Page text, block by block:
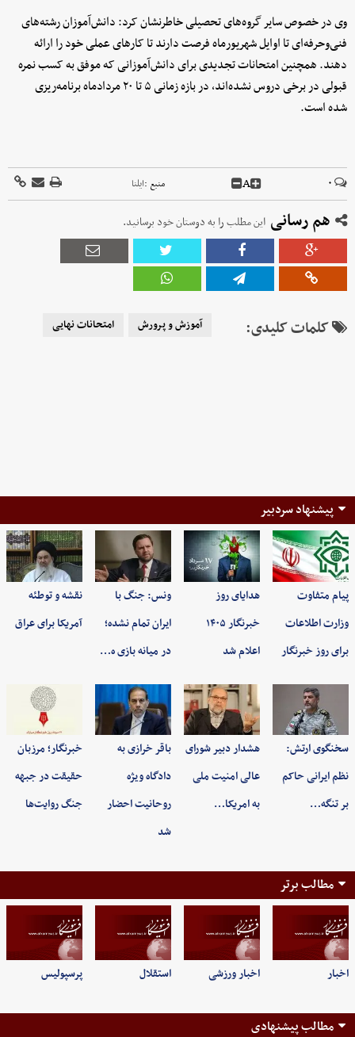
وی در خصوص سایر گروه‌های تحصیلی خاطرنشان کرد: دانش‌آموزان رشته‌های
فنی‌وحرفه‌ای تا اوایل شهریورماه فرصت دارند تا کار‌های عملی خود را ارائه
دهند. همچنین امتحانات تجدیدی برای دانش‌آموزانی که موفق به کسب نمره
قبولی در برخی دروس نشده‌اند، در بازه زمانی ۵ تا ۲۰ مردادماه برنامه‌ریزی
شده است.
۰ A منبع :ایلنا
هم رسانی این مطلب را به دوستان خود برسانید.
کلمات کلیدی: آموزش و پرورش امتحانات نهایی
پیشنهاد سردبیر
پیام متفاوت
وزارت اطلاعات
برای روز خبرنگار
هدایای روز
خبرنگار ۱۴۰۵
اعلام شد
ونس: جنگ با
ایران تمام نشده؛
در میانه بازی ه…
نقشه و توطئه
آمریکا برای عراق
سخنگوی ارتش:
نظم ایرانی حاکم
بر تنگه…
هشدار دبیر شورای
عالی امنیت ملی
به امریکا…
باقر خرازی به
دادگاه ویژه
روحانیت احضار
شد
خبرنگار؛ مرزبان
حقیقت در جبهه
جنگ روایت‌ها
مطالب برتر
اخبار اخبار ورزشی استقلال پرسپولیس
مطالب پیشنهادی